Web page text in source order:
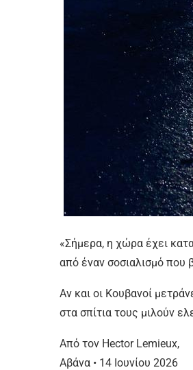
«Σήμερα, η χώρα έχει
από έναν σοσιαλισμό που
Αν και οι Κουβανοί
στα σπίτια τους μιλούν
Από τον Hector Lemieux,
Αβάνα • 14 Ιουνίου 2026